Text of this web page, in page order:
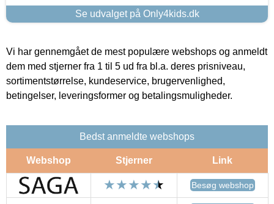
Se udvalget på Only4kids.dk
Vi har gennemgået de mest populære webshops og anmeldt
dem med stjerner fra 1 til 5 ud fra bl.a. deres prisniveau,
sortimentstørrelse, kundeservice, brugervenlighed,
betingelser, leveringsformer og betalingsmuligheder.
Bedst anmeldte webshops
Webshop Stjerner Link
Besøg webshop